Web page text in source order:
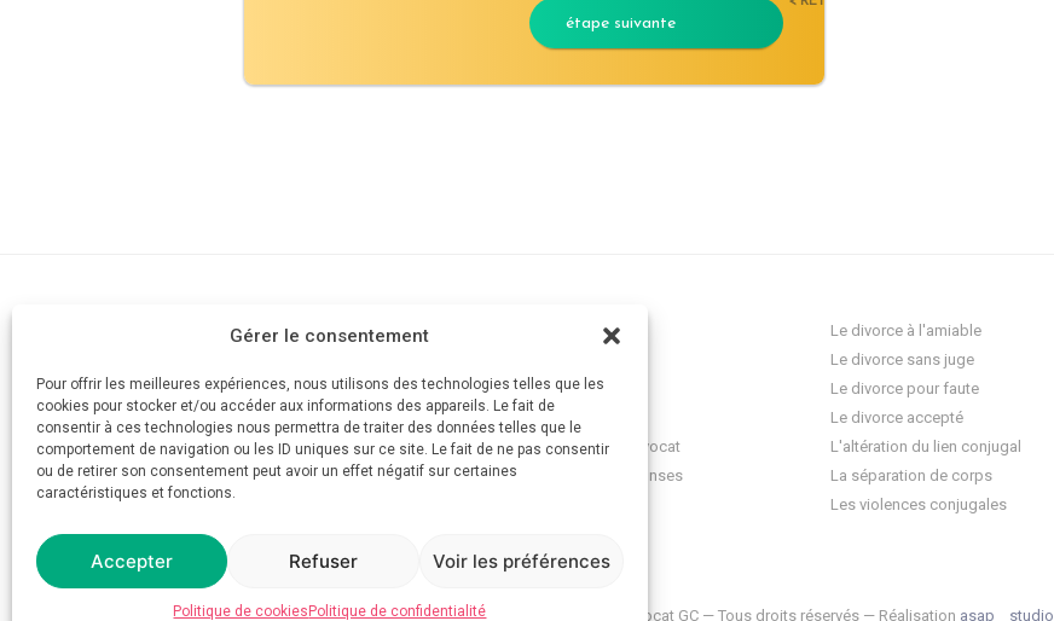
Gérer le consentement
Pour offrir les meilleures expériences, nous utilisons des technologies telles que les
cookies pour stocker et/ou accéder aux informations des appareils. Le fait de
consentir à ces technologies nous permettra de traiter des données telles que le
comportement de navigation ou les ID uniques sur ce site. Le fait de ne pas consentir
ou de retirer son consentement peut avoir un effet négatif sur certaines
caractéristiques et fonctions.
Accepter Refuser Voir les préférences
Politique de cookies Politique de confidentialité
étape suivante
AVOCAT
Cabinet d'avocat Divorce
Mes honoraires
Aide juridictionnelle
Posez votre question à un avocat
Plus de 1200 questions-réponses
Le divorce à l'amiable
Le divorce sans juge
Le divorce pour faute
Le divorce accepté
L'altération du lien conjugal
La séparation de corps
Les violences conjugales
© 2026 Avocat GC — Tous droits réservés — Réalisation asap__studio